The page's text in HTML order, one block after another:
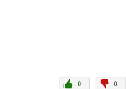
0
0